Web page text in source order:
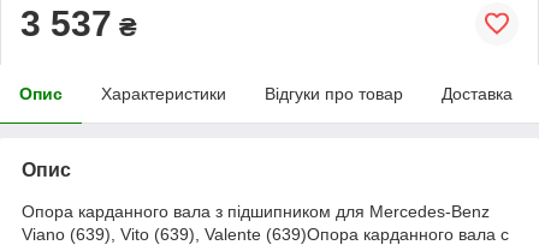
3 537 ₴
Опис Характеристики Відгуки про товар Доставка
Опис
Опора карданного вала з підшипником для Mercedes-Benz
Viano (639), Vito (639), Valente (639)Опора карданного вала с